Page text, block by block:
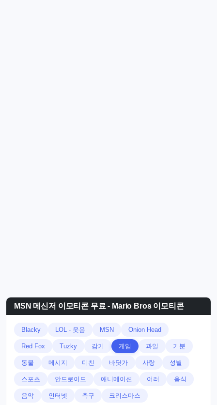
MSN 메신저 이모티콘 무료 - Mario Bros 이모티콘
Blacky LOL - 웃음 MSN Onion Head
Red Fox Tuzky 감기 게임 과일 기분
동물 메시지 미친 바닷가 사랑 성별
스포츠 안드로이드 애니메이션 여러 음식
음악 인터넷 축구 크리스마스